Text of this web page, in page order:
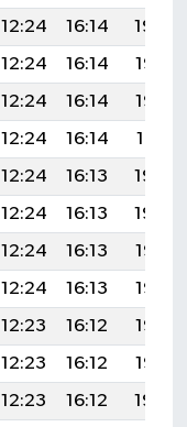
12:24 16:14
19:34
12:24 16:14
19:33
12:24 16:14
19:32
12:24 16:14
19:31
12:24 16:13
19:30
12:24 16:13
19:29
12:24 16:13
19:28
12:24 16:13
19:27
12:23 16:12
19:26
12:23 16:12
19:25
12:23 16:12
19:24